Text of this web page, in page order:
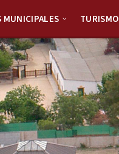
MUNICIPALES TURISMO